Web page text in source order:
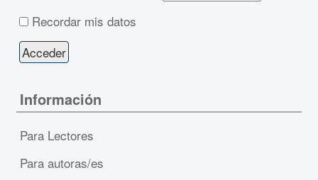
Recordar mis datos
Información
Para Lectores
Para autoras/es